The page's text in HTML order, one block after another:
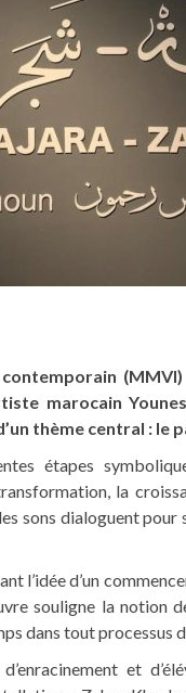
(MMVI)
marocain
thème central : le
étapes
la
sons dialoguent
l’idée d’un
souligne la notion
dans tout processus
et